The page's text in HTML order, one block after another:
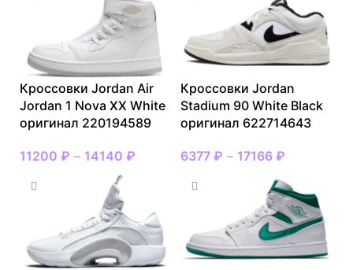
Кроссовки Jordan Air
Jordan 1 Nova XX White
оригинал 220194589
11200 ₽ – 14140 ₽
Кроссовки Jordan
Stadium 90 White Black
оригинал 622714643
6377 ₽ – 17166 ₽